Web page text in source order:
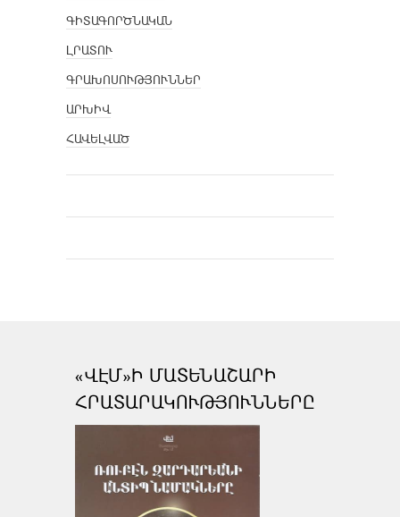
ԳԻՏԱԳՈՐԾՆԱԿԱՆ
ԼՐԱՏՈՒ
ԳՐԱԽՈՍՈՒԹՅՈՒՆՆԵՐ
ԱՐԽԻՎ
ՀԱՎԵԼՎԱԾ
«ՎԷՄ»Ի ՄԱՏԵՆԱՇԱՐԻ
ՀՐԱՏԱՐԱԿՈՒԹՅՈՒՆՆԵՐԸ